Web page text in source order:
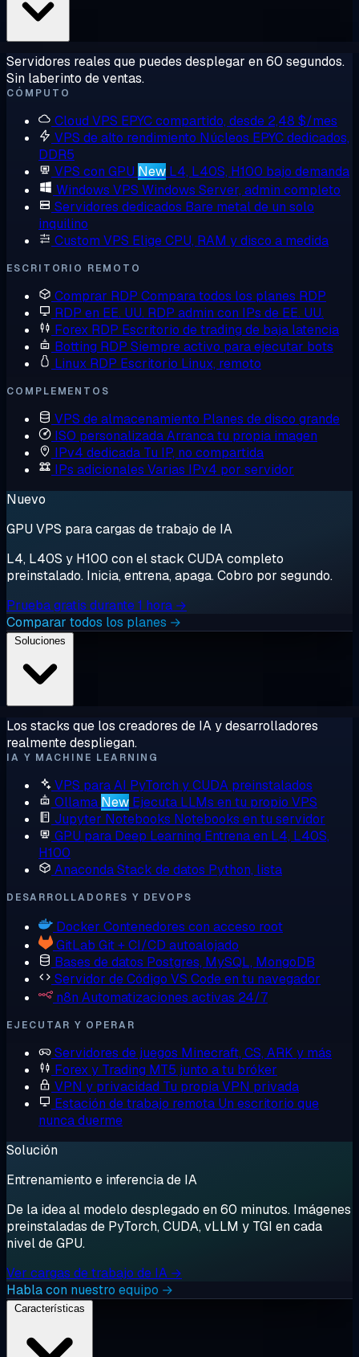
Servidores reales que puedes desplegar en 60 segundos.
Sin laberinto de ventas.
CÓMPUTO
Cloud VPS EPYC compartido, desde 2,48 $/mes
VPS de alto rendimiento Núcleos EPYC dedicados,
DDR5
VPS con GPU New L4, L40S, H100 bajo demanda
Windows VPS Windows Server, admin completo
Servidores dedicados Bare metal de un solo
inquilino
Custom VPS Elige CPU, RAM y disco a medida
ESCRITORIO REMOTO
Comprar RDP Compara todos los planes RDP
RDP en EE. UU. RDP admin con IPs de EE. UU.
Forex RDP Escritorio de trading de baja latencia
Botting RDP Siempre activo para ejecutar bots
Linux RDP Escritorio Linux, remoto
COMPLEMENTOS
VPS de almacenamiento Planes de disco grande
ISO personalizadaArranca tu propia imagen
IPv4 dedicada Tu IP, no compartida
IPs adicionales Varias IPv4 por servidor
Nuevo
GPU VPS para cargas de trabajo de IA
L4, L40S y H100 con el stack CUDA completo
preinstalado. Inicia, entrena, apaga. Cobro por segundo.
Prueba gratis durante 1 hora →
Comparar todos los planes →
Los stacks que los creadores de IA y desarrolladores
realmente despliegan.
IA Y MACHINE LEARNING
VPS para AI PyTorch y CUDA preinstalados
Ollama New Ejecuta LLMs en tu propio VPS
Jupyter Notebooks Notebooks en tu servidor
GPU para Deep Learning Entrena en L4, L40S,
H100
AnacondaStack de datos Python, lista
DESARROLLADORES Y DEVOPS
Docker Contenedores con acceso root
GitLab Git + CI/CD autoalojado
Bases de datos Postgres, MySQL, MongoDB
Servidor de Código VS Code en tu navegador
n8n Automatizaciones activas 24/7
EJECUTAR Y OPERAR
Servidores de juegos Minecraft, CS, ARK y más
Forex y Trading MT5 junto a tu bróker
VPN y privacidad Tu propia VPN privada
Estación de trabajo remota Un escritorio que
nunca duerme
Solución
Entrenamiento e inferencia de IA
De la idea al modelo desplegado en 60 minutos. Imágenes
preinstaladas de PyTorch, CUDA, vLLM y TGI en cada
nivel de GPU.
Ver cargas de trabajo de IA →
Habla con nuestro equipo →